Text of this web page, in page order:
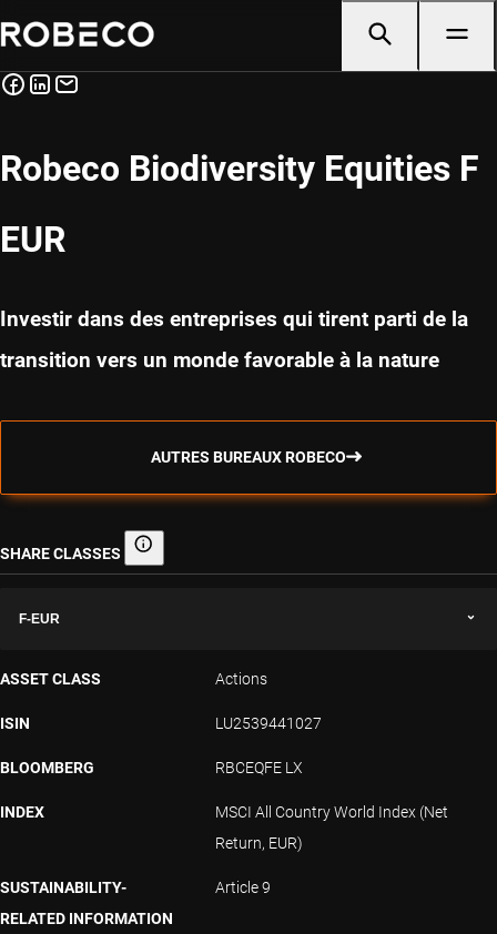
Robeco Biodiversity Equities F
EUR
Investir dans des entreprises qui tirent parti de la
transition vers un monde favorable à la nature
AUTRES BUREAUX ROBECO
SHARE CLASSES Share classes
F-EUR
ASSET CLASS Actions
ISIN LU2539441027
BLOOMBERG RBCEQFE LX
INDEX
MSCI All Country World Index (Net
Return, EUR)
SUSTAINABILITY-
RELATED INFORMATION
Article 9